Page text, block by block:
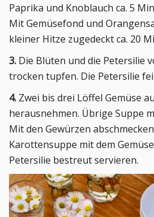
Paprika und Knoblauch ca. 5
Mit Gemüsefond und
kleiner Hitze zugedeckt ca. 20
3. Die Blüten und die Petersilie
trocken tupfen. Die Petersilie
4. Zwei bis drei Löffel Gemüse
herausnehmen. Übrige Suppe
Mit den Gewürzen
Karottensuppe mit dem
Petersilie bestreut servieren.